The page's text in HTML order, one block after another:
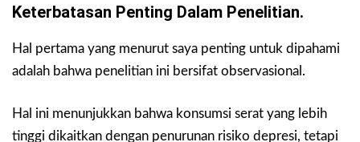
Keterbatasan Penting Dalam Penelitian.
Hal pertama yang menurut saya penting untuk dipahami
adalah bahwa penelitian ini bersifat observasional.
Hal ini menunjukkan bahwa konsumsi serat yang lebih
tinggi dikaitkan dengan penurunan risiko depresi, tetapi